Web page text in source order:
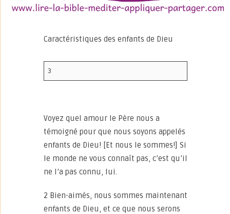
Caractéristiques des enfants de Dieu
3
Voyez quel amour le Père nous a
témoigné pour que nous soyons appelés
enfants de Dieu! [Et nous le sommes!] Si
le monde ne vous connaît pas, c’est qu’il
ne l’a pas connu, lui.
2 Bien-aimés, nous sommes maintenant
enfants de Dieu, et ce que nous serons